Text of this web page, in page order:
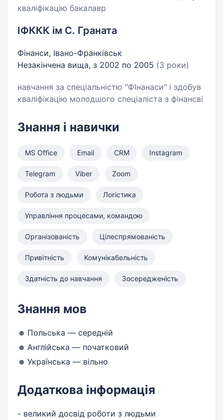
кваліфікацію бакалавр
ІФККК ім С. Граната
Фінанси, Івано-Франківськ
Незакінчена вища, з 2002 по 2005 (3 роки)
навчання за спеціальністю "ФІнанаси" і здобув
кваліфікацію молодшого спеціаліста з фінансві
Знання і навички
MS Office Email CRM Instagram
Telegram Viber Zoom
Робота з людьми Логістика
Управління процесами, командою
Організованість Цілеспрямованість
Привітність Комунікабельність
Здатність до навчання Зосередженість
Знання мов
Польська — середній
Англійська — початковий
Українська — вільно
Додаткова інформація
- великий досвід роботи з людьми